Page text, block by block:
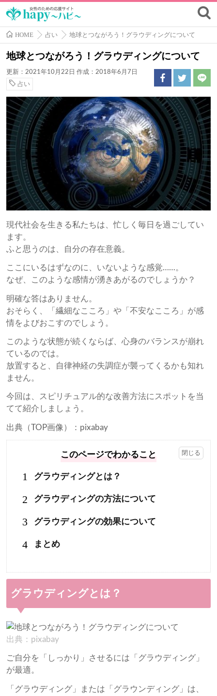
HOME 占い 地球とつながろう！グラウディングについて
地球とつながろう！グラウディングについて
更新：2021年10月22日 作成：2018年6月7日
占い
現代社会を生きる私たちは、忙しく毎日を過ごしてい
ます。
ふと思うのは、自分の存在意義。
ここにいるはずなのに、いないような感覚……。
なぜ、このような感情が湧きあがるのでしょうか？
明確な答はありません。
おそらく、「繊細なこころ」や「不安なこころ」が感
情をよびおこすのでしょう。
このような状態が続くならば、心身のバランスが崩れ
ているのでは。
放置すると、自律神経の失調症が襲ってくるかも知れ
ません。
今回は、スピリチュアル的な改善方法にスポットを当
てて紹介しましょう。
出典（TOP画像）：pixabay
このページでわかること
1 グラウディングとは？
2 グラウディングの方法について
3 グラウディングの効果について
4 まとめ
グラウディングとは？
出典：pixabay
ご自分を「しっかり」させるには「グラウディング」
が最適。
「グラウディング」または「グラウンディング」は、